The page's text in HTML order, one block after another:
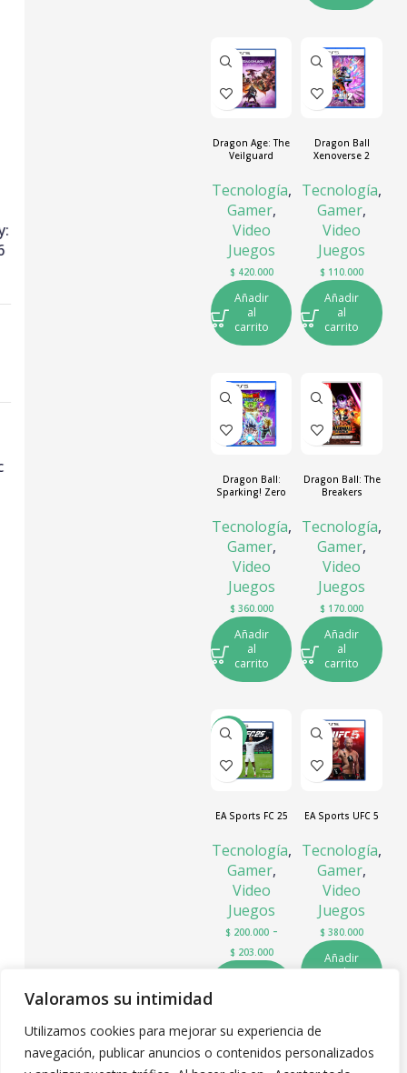
Valoramos su intimidad
Utilizamos cookies para mejorar su experiencia de
navegación, publicar anuncios o contenidos personalizados
Dragon Age: The
Veilguard
Tecnología,
Gamer,
Video
Juegos
$420.000
Añadir
al
carrito
Dragon Ball
Xenoverse 2
Tecnología,
Gamer,
Video
Juegos
$ 110.000
Añadir
al
carrito
Dragon Ball:
Sparking! Zero
Tecnología,
Gamer,
Video
Juegos
$360.000
Añadir
al
carrito
Dragon Ball: The
Breakers
Tecnología,
Gamer,
Video
Juegos
$ 170.000
Añadir
al
carrito
-46%
EA Sports FC 25
Tecnología,
Gamer,
Video
Juegos
$200.000 -
$203.000
EA Sports UFC 5
Tecnología,
Gamer,
Video
Juegos
$ 380.000
Añadir
al